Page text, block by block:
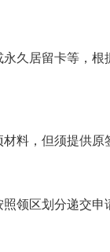
久居留卡等，根
料，但须提供原
领区划分递交申